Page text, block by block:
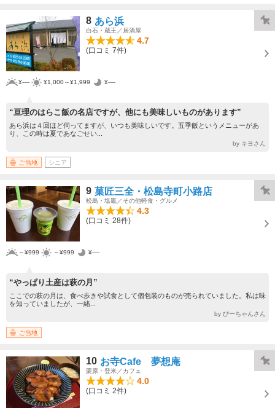
8 あら浜
白石・蔵王／居酒屋
4.7
(口コミ 7件)
¥---- ¥1,000～¥1,999 ¥----
“亘理のはらこ飯の名店ですが、他にも美味しいものがあります”
あら浜は４回ほど伺ってますが、いつも美味しいです。五季飯というメニューがあ
り、この時は夏であなごせい...
by キヨさん
ご当地 シニア
9 菓匠三全・松島寺町小路店
松島・塩竈／その他軽食・グルメ
4.3
(口コミ 28件)
～¥999 ～¥999 ¥----
“やっぱり土産は萩の月”
ここでの萩の月は、食べ歩きや試食として個包装のものが売られていました。私は味
を知っていましたが、一緒...
by ぴーちゃんさん
ご当地
10 お寺Cafe 夢想庵
栗原・登米／カフェ
4.0
(口コミ 2件)